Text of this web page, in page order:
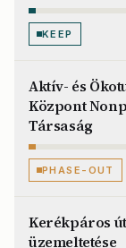
KEEP
Aktív- és
Központ
Társaság
PHASE-OUT
Kerékpáros
üzemeltetése